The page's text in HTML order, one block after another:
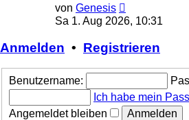
von Genesis
Beitrag
Sa 1. Aug 2026, 10:31
Anmelden • Registrieren
Benutzername:
Ich habe mein
Angemeldet bleiben